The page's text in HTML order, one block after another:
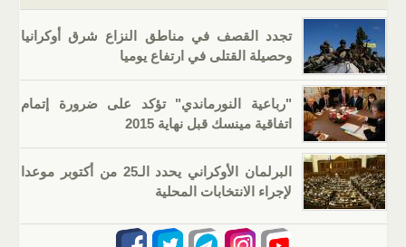
تجدد القصف في مناطق النزاع شرق أوكرانيا
وحصيلة القتلى في ارتفاع يوميا
"رباعية النورماندي" تؤكد على ضرورة إتمام
اتفاقية مينسك قبل نهاية 2015
البرلمان الأوكراني يحدد الـ25 من أكتوبر موعدا
لإجراء الانتخابات المحلية